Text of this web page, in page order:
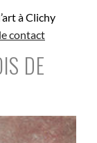
à Clichy
contact
DE